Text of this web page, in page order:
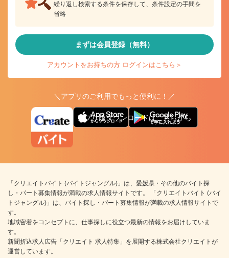
繰り返し検索する条件を保存して、条件設定の手間を
省略
まずは会員登録（無料）
アカウントをお持ちの方 ログインはこちら＞
＼アプリのご利用でもっと便利に！／
アプリ版ダウンロードはこちらから
「クリエイトバイト (バイトジャングル)」は、愛媛県・その他のバイト探
し・パート募集情報が満載の求人情報サイトです。 「クリエイトバイト (バイ
トジャングル)」は、バイト探し・パート募集情報が満載の求人情報サイトで
す。
地域密着をコンセプトに、仕事探しに役立つ最新の情報をお届けしていま
す。
新聞折込求人広告「クリエイト 求人特集」を展開する株式会社クリエイトが
運営しています。